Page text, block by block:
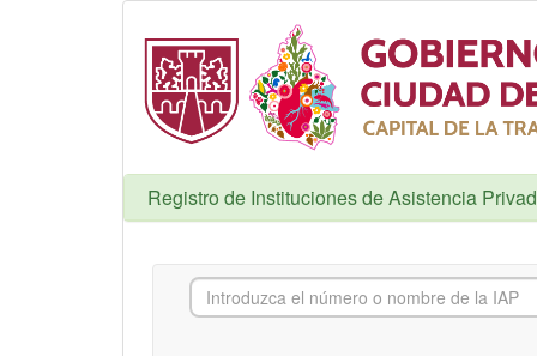
Registro de Instituciones de Asistencia